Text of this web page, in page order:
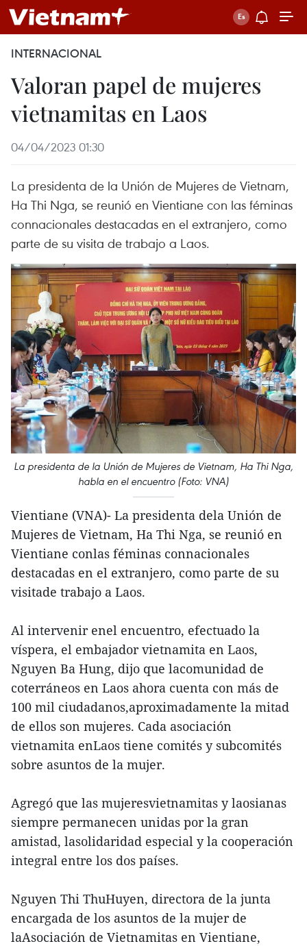
INTERNACIONAL
Valoran papel de mujeres
vietnamitas en Laos
04/04/2023 01:30
La presidenta de la Unión de Mujeres de Vietnam,
Ha Thi Nga, se reunió en Vientiane con las féminas
connacionales destacadas en el extranjero, como
parte de su visita de trabajo a Laos.
La presidenta de la Unión de Mujeres de Vietnam, Ha Thi Nga,
habla en el encuentro (Foto: VNA)
Vientiane (VNA)- La presidenta dela Unión de
Mujeres de Vietnam, Ha Thi Nga, se reunió en
Vientiane conlas féminas connacionales
destacadas en el extranjero, como parte de su
visitade trabajo a Laos.
Al intervenir enel encuentro, efectuado la
víspera, el embajador vietnamita en Laos,
Nguyen Ba Hung, dijo que lacomunidad de
coterráneos en Laos ahora cuenta con más de
100 mil ciudadanos,aproximadamente la mitad
de ellos son mujeres. Cada asociación
vietnamita enLaos tiene comités y subcomités
sobre asuntos de la mujer.
Agregó que las mujeresvietnamitas y laosianas
siempre permanecen unidas por la gran
amistad, lasolidaridad especial y la cooperación
integral entre los dos países.
Nguyen Thi ThuHuyen, directora de la junta
encargada de los asuntos de la mujer de
laAsociación de Vietnamitas en Vientiane,